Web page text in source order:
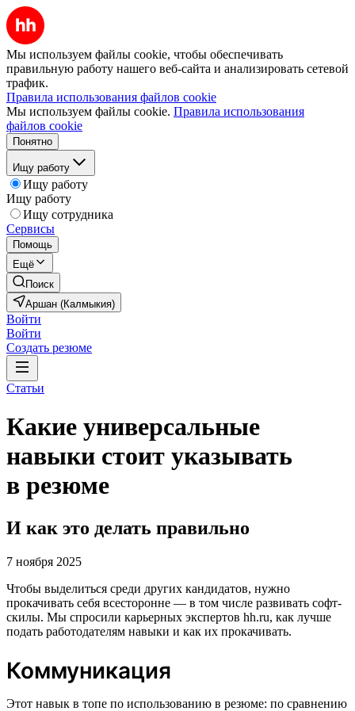
Мы используем файлы cookie, чтобы обеспечивать
правильную работу нашего веб-сайта и анализировать сетевой
трафик.
Правила использования файлов cookie
Мы используем файлы cookie. Правила использования
файлов cookie
Понятно
Ищу работу
Ищу работу
Ищу работу
Ищу сотрудника
Сервисы
Помощь
Ещё
Поиск
Аршан (Калмыкия)
Войти
Войти
Создать резюме
Статьи
Какие универсальные
навыки стоит указывать
в резюме
И как это делать правильно
7 ноября 2025
Чтобы выделиться среди других кандидатов, нужно
прокачивать себя всесторонне — в том числе развивать софт-
скилы. Мы спросили карьерных экспертов hh.ru, как лучше
подать работодателям навыки и как их прокачивать.
Коммуникация
Этот навык в топе по использованию в резюме: по сравнению